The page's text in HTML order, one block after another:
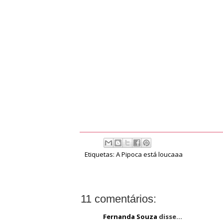
Etiquetas: A Pipoca está loucaaa
11 comentários:
Fernanda Souza disse...